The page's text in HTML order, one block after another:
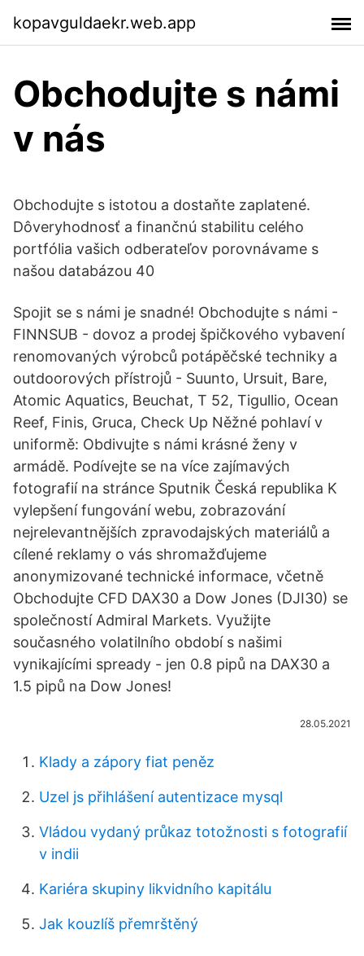
kopavguldaekr.web.app
Obchodujte s námi
v nás
Obchodujte s istotou a dostaňte zaplatené.
Dôveryhodnosť a finančnú stabilitu celého
portfólia vašich odberateľov porovnávame s
našou databázou 40
Spojit se s námi je snadné! Obchodujte s námi -
FINNSUB - dovoz a prodej špičkového vybavení
renomovaných výrobců potápěčské techniky a
outdoorových přístrojů - Suunto, Ursuit, Bare,
Atomic Aquatics, Beuchat, T 52, Tigullio, Ocean
Reef, Finis, Gruca, Check Up Něžné pohlaví v
uniformě: Obdivujte s námi krásné ženy v
armádě. Podívejte se na více zajímavých
fotografií na stránce Sputnik Česká republika K
vylepšení fungování webu, zobrazování
nejrelevantnějších zpravodajských materiálů a
cílené reklamy o vás shromažďujeme
anonymizované technické informace, včetně
Obchodujte CFD DAX30 a Dow Jones (DJI30) se
společností Admiral Markets. Využijte
současného volatilního období s našimi
vynikajícími spready - jen 0.8 pipů na DAX30 a
1.5 pipů na Dow Jones!
28.05.2021
Klady a zápory fiat peněz
Uzel js přihlášení autentizace mysql
Vládou vydaný průkaz totožnosti s fotografií
v indii
Kariéra skupiny likvidního kapitálu
Jak kouzlíš přemrštěný